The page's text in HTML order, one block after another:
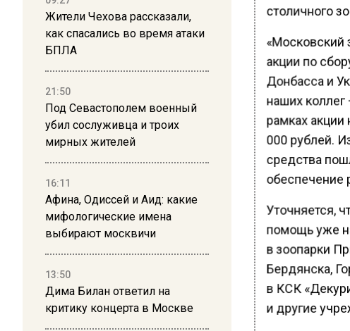
Жители Чехова рассказали,
как спасались во время атаки
БПЛА
21:50
Под Севастополем военный
убил сослуживца и троих
мирных жителей
16:11
Афина, Одиссей и Аид: какие
мифологические имена
выбирают москвичи
13:50
Дима Билан ответил на
критику концерта в Москве
столичного
«Московский
акции по
Донбасса и
наших
рамках акции
000 рублей.
средства
обеспечение
Уточняется,
помощь уже
в зоопарки
Бердянска,
в КСК
и другие